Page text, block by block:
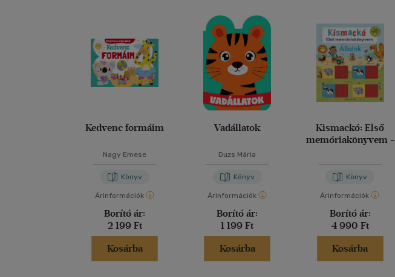
Kedvenc formáim
Nagy Emese
Könyv
Árinformációk
Borító ár:
2 199 Ft
Kosárba
Vadállatok
Duzs Mária
Könyv
Árinformációk
Borító ár:
1 199 Ft
Kosárba
Kismackó: Első
memóriakönyvem -
Könyv
Árinformációk
Borító ár:
4 990 Ft
Kosárba